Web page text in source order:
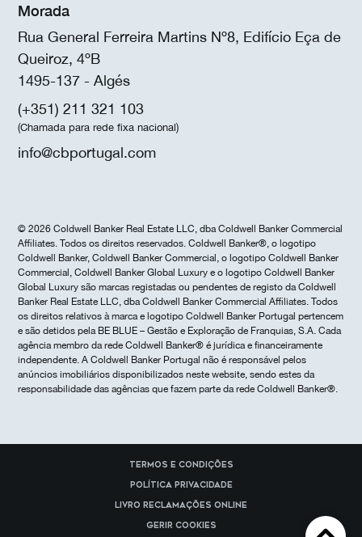
Morada
Rua General Ferreira Martins Nº8, Edifício Eça de
Queiroz, 4ºB
1495-137 - Algés
(+351) 211 321 103
(Chamada para rede fixa nacional)
info@cbportugal.com
© 2026 Coldwell Banker Real Estate LLC, dba Coldwell Banker Commercial
Affiliates. Todos os direitos reservados. Coldwell Banker®, o logotipo
Coldwell Banker, Coldwell Banker Commercial, o logotipo Coldwell Banker
Commercial, Coldwell Banker Global Luxury e o logotipo Coldwell Banker
Global Luxury são marcas registadas ou pendentes de registo da Coldwell
Banker Real Estate LLC, dba Coldwell Banker Commercial Affiliates. Todos
os direitos relativos à marca e logotipo Coldwell Banker Portugal pertencem
e são detidos pela BE BLUE – Gestão e Exploração de Franquias, S.A. Cada
agência membro da rede Coldwell Banker® é jurídica e financeiramente
independente. A Coldwell Banker Portugal não é responsável pelos
anúncios imobiliários disponibilizados neste website, sendo estes da
responsabilidade das agências que fazem parte da rede Coldwell Banker®.
Termos e Condições
Política Privacidade
Livro reclamações online
Gerir cookies